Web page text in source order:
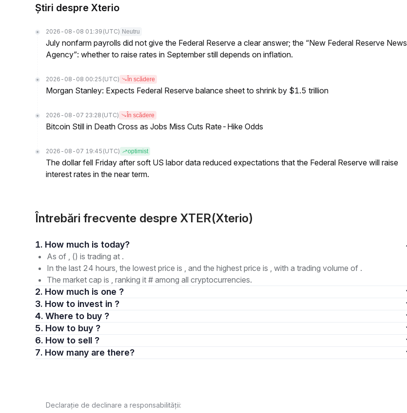
Știri despre Xterio
2026-08-08 01:39 (UTC) Neutru
July nonfarm payrolls did not give the Federal Reserve a clear answer; the “New Federal Reserve News
Agency”: whether to raise rates in September still depends on inflation.
2026-08-08 00:25 (UTC) În scădere
Morgan Stanley: Expects Federal Reserve balance sheet to shrink by $1.5 trillion
2026-08-07 23:28 (UTC) În scădere
Bitcoin Still in Death Cross as Jobs Miss Cuts Rate-Hike Odds
2026-08-07 19:45 (UTC) optimist
The dollar fell Friday after soft US labor data reduced expectations that the Federal Reserve will raise
interest rates in the near term.
Întrebări frecvente despre XTER(Xterio)
1. How much is today?
As of , () is trading at .
In the last 24 hours, the lowest price is , and the highest price is , with a trading volume of .
The market cap is , ranking it # among all cryptocurrencies.
2. How much is one ?
3. How to invest in ?
4. Where to buy ?
5. How to buy ?
6. How to sell ?
7. How many are there?
Declarație de declinare a responsabilității: